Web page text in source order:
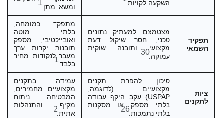
השקעה לקויות.
ומשא ומתן.1
תפקיד
השמאי
מצטמצם למעתיק נתונים
טכני; חסר שיקול דעת
מקצועי ותובנה שוקית
עמוקה.30
מתפקד כמומחה,
בלתי מוטה
ואובייקטיבי; מספק
תובנות יקרות ערך
מעבר לנקודות מחיר
בלבד.1
ציות
לתקנים
סיכון להפרת תקנים
מקצועיים (לדוגמה,
USPAP) עקב היקף עבודה
בלתי מספק או מסקנות
בלתי נתמכות.26
עמידה בתקנים
מקצועיים מחמירים,
המבטיחה ניתוח
מקיף והתנהלות
אתית.2